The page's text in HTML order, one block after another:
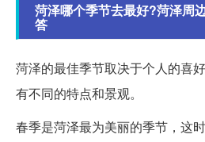
菏泽哪个季节去最好?菏泽周
答
菏泽的最佳季节取决于个人的喜
有不同的特点和景观。
春季是菏泽最为美丽的季节，这